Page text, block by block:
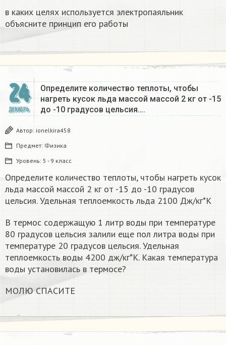
в каких целях используется электропаяльник
объясните принцип его работы​
24
ДЕКАБРЬ
Определите количество теплоты, чтобы
нагреть кусок льда массой массой 2 кг от -15
до -10 градусов цельсия….
Автор: ionelkira458
Предмет: Физика
Уровень: 5 - 9 класс
Определите количество теплоты, чтобы нагреть кусок
льда массой массой 2 кг от -15 до -10 градусов
цельсия. Удельная теплоемкость льда 2100 Дж/кг*К
В термос содержащую 1 литр воды при температуре
80 градусов цельсия залили еще пол литра воды при
температуре 20 градусов цельсия. Удельная
теплоемкость воды 4200 дж/кг*К. Какая температура
воды установилась в термосе?
МОЛЮ СПАСИТЕ